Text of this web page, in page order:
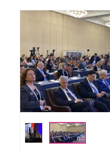
Previous